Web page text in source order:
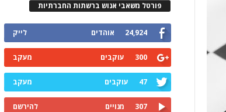
פורטל משאבי אנוש ברשתות החברתיות
24,924 אוהדים לייק
300 עוקבים מעקב
47 עוקבים מעקב
307 מנויים להירשם